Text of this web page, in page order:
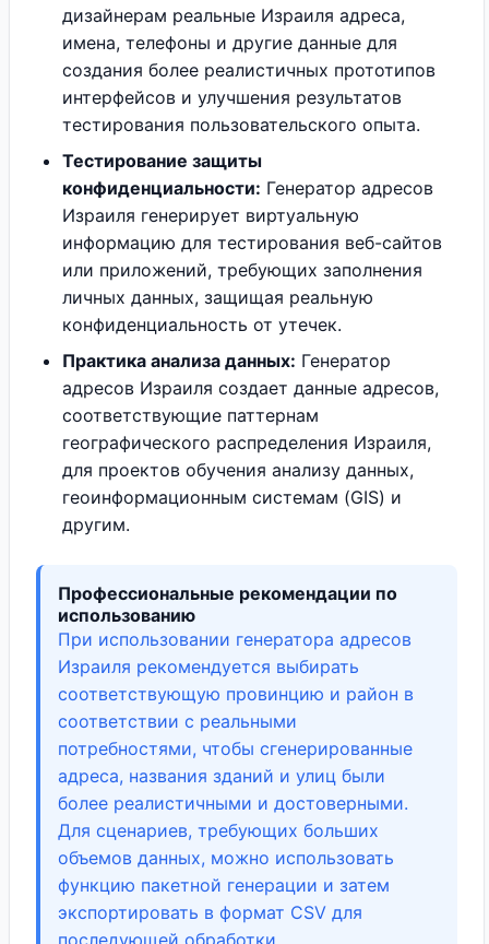
дизайнерам реальные Израиля адреса,
имена, телефоны и другие данные для
создания более реалистичных прототипов
интерфейсов и улучшения результатов
тестирования пользовательского опыта.
Тестирование защиты
конфиденциальности: Генератор адресов
Израиля генерирует виртуальную
информацию для тестирования веб-сайтов
или приложений, требующих заполнения
личных данных, защищая реальную
конфиденциальность от утечек.
Практика анализа данных: Генератор
адресов Израиля создает данные адресов,
соответствующие паттернам
географического распределения Израиля,
для проектов обучения анализу данных,
геоинформационным системам (GIS) и
другим.
Профессиональные рекомендации по
использованию
При использовании генератора адресов
Израиля рекомендуется выбирать
соответствующую провинцию и район в
соответствии с реальными
потребностями, чтобы сгенерированные
адреса, названия зданий и улиц были
более реалистичными и достоверными.
Для сценариев, требующих больших
объемов данных, можно использовать
функцию пакетной генерации и затем
экспортировать в формат CSV для
последующей обработки.